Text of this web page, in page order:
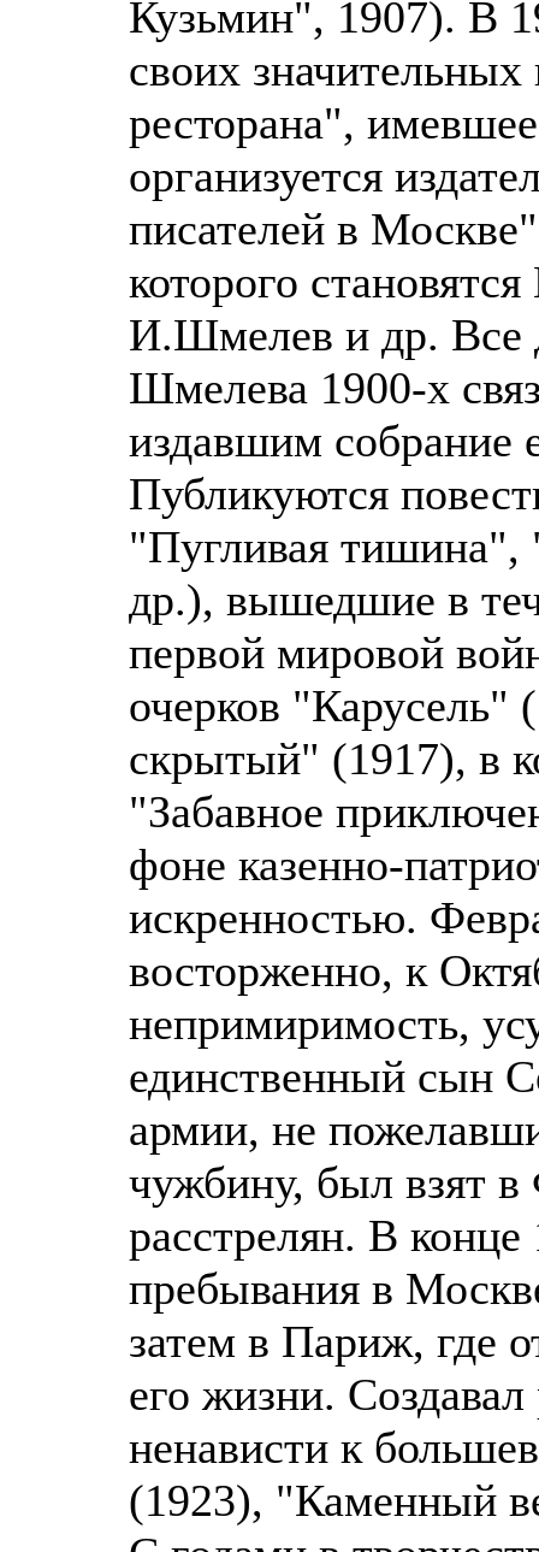
Кузьмин", 1907). В
своих
ресторана",
организуется
писателей в
которого
И.Шмелев и др. Все
Шмелева 1900-х
издавшим собрание
Публикуются
"Пугливая тишина",
др.), вышедшие в
первой мировой
очерков
скрытый" (1917), в
"Забавное
фоне казенно-
искренностью.
восторженно, к
непримиримость,
единственный сын
армии, не
чужбину, был взят в
расстрелян. В конце
пребывания в
затем в Париж, где
его жизни.
ненависти к
(1923), "Каменный